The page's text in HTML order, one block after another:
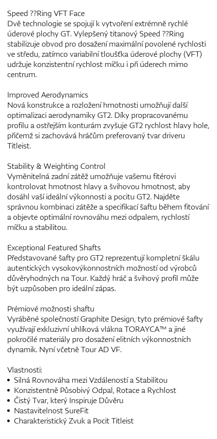
Speed ??Ring VFT Face
Dvě technologie se spojují k vytvoření extrémně rychlé
úderové plochy GT. Vylepšený titanový Speed ??Ring
stabilizuje obvod pro dosažení maximální povolené rychlosti
ve středu, zatímco variabilní tloušťka úderové plochy (VFT)
udržuje konzistentní rychlost míčku i při úderech mimo
centrum.
Improved Aerodynamics
Nová konstrukce a rozložení hmotnosti umožňují další
optimalizaci aerodynamiky GT2. Díky propracovanému
profilu a ostřejším konturám zvyšuje GT2 rychlost hlavy hole,
přičemž si zachovává hráčům preferovaný tvar driveru
Titleist.
Stability & Weighting Control
Vyměnitelná zadní zátěž umožňuje vašemu fitérovi
kontrolovat hmotnost hlavy a švihovou hmotnost, aby
dosáhl vaší ideální výkonnosti a pocitu GT2. Najděte
správnou kombinaci zátěže a specifikací šaftu během fitování
a objevte optimální rovnováhu mezi odpalem, rychlostí
míčku a stabilitou.
Exceptional Featured Shafts
Představované šafty pro GT2 reprezentují kompletní škálu
autentických vysokovýkonnostních možností od výrobců
důvěryhodných na Tour. Každý hráč a švihový profil může
být uzpůsoben pro ideální zápas.
Prémiové možnosti shaftu
Vyráběné společností Graphite Design, tyto prémiové šafty
využívají exkluzivní uhlíková vlákna TORAYCA™ a jiné
pokročilé materiály pro dosažení elitních výkonnostních
dynamik. Nyní včetně Tour AD VF.
Vlastnosti:
Silná Rovnováha mezi Vzdáleností a Stabilitou
Konzistentně Působivý Odpal, Rotace a Rychlost
Čistý Tvar, který Inspiruje Důvěru
Nastavitelnost SureFit
Charakteristický Zvuk a Pocit Titleist